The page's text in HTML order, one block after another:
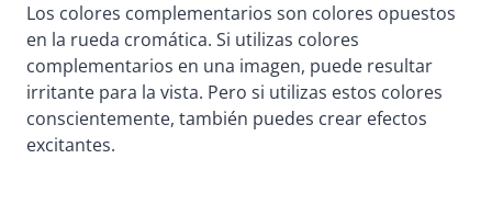
Los colores complementarios son colores opuestos
en la rueda cromática. Si utilizas colores
complementarios en una imagen, puede resultar
irritante para la vista. Pero si utilizas estos colores
conscientemente, también puedes crear efectos
excitantes.